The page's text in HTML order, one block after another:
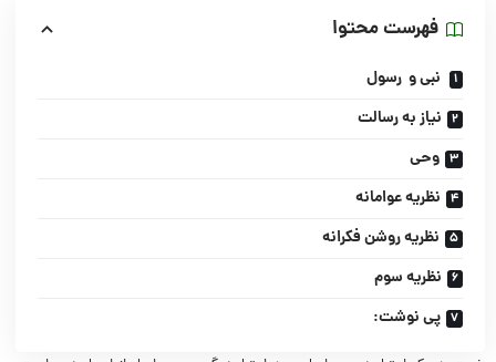
فهرست محتوا
نبى و رسول
نیاز به رسالت
وحى
نظریه عوامانه
نظریه روشن فکرانه
نظریه سوم
پى نوشت: